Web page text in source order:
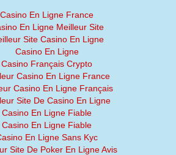
Casino En Ligne France
En Ligne Meilleur Site
Site Casino En Ligne
Casino En Ligne
Casino Français Crypto
Casino En Ligne France
Casino En Ligne Français
Site De Casino En Ligne
Casino En Ligne Fiable
Casino En Ligne Fiable
En Ligne Sans Kyc
Site De Poker En Ligne Avis